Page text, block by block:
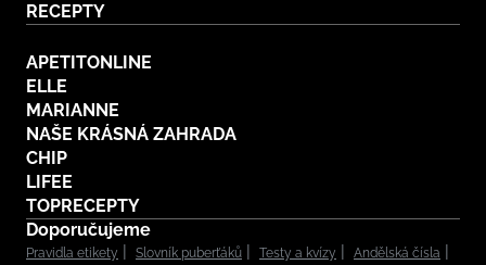
RECEPTY
APETITONLINE
ELLE
MARIANNE
NAŠE KRÁSNÁ ZAHRADA
CHIP
LIFEE
TOPRECEPTY
Doporučujeme
Pravidla etikety Slovník puberťáků Testy a kvízy
Andělská čísla